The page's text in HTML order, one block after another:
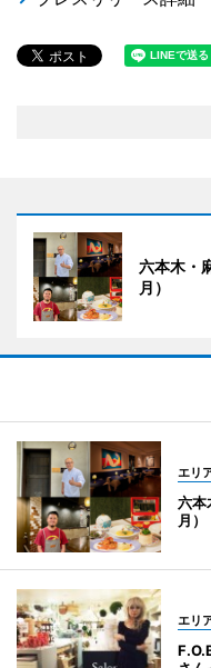
六本木・
月）
エリ
六本
月）
エリ